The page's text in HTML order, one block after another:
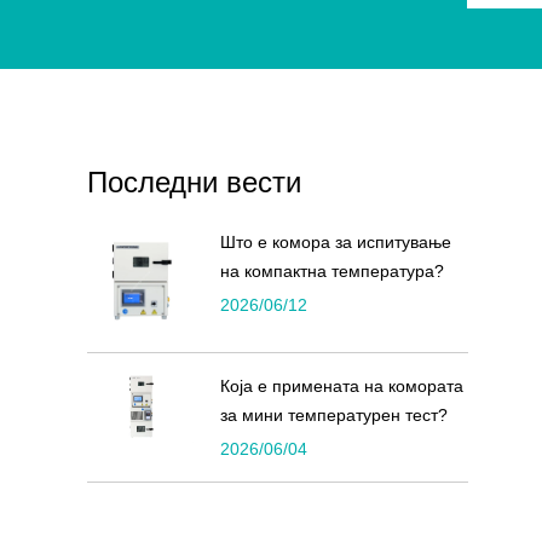
Последни вести
Што е комора за испитување
на компактна температура?
2026/06/12
Која е примената на комората
за мини температурен тест?
2026/06/04